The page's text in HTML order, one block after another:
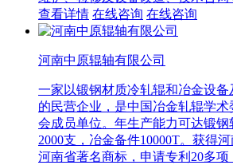
查看详情 在线咨询 在线咨询
河南中原辊轴有限公司
一家以锻钢材质冷轧辊和冶金设
的民营企业，是中国冶金轧辊学
会成员单位。年生产能力可达锻钢
2000支，冶金备件10000T。获得
河南省著名商标，申请专利20多项